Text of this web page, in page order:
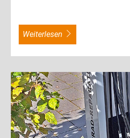
weiterlesen